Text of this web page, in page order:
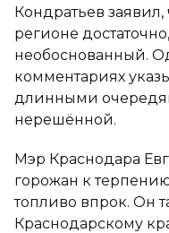
Кондратьев заявил,
регионе
необоснованный.
комментариях
длинными
нерешённой.
Мэр Краснодара
горожан к
топливо впрок. Он
Краснодарскому